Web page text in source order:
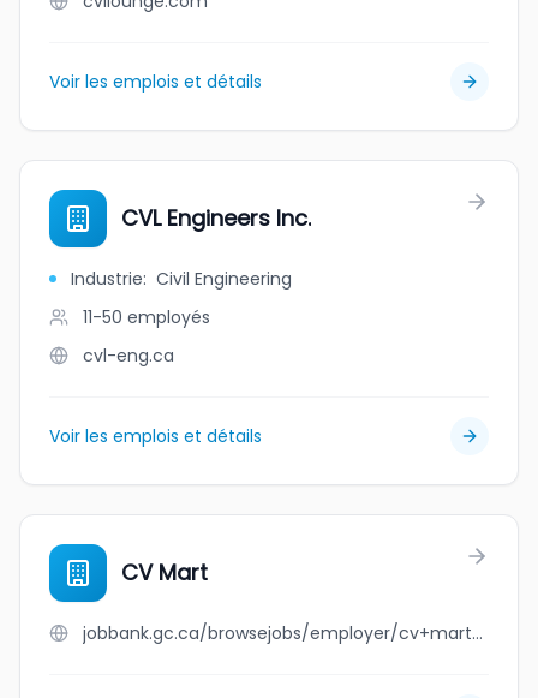
Voir les emplois et détails
CVL Engineers Inc.
Industrie: Civil Engineering
11-50 employés
cvl-eng.ca
Voir les emplois et détails
CV Mart
jobbank.gc.ca/browsejobs/employer/cv+mart/ca